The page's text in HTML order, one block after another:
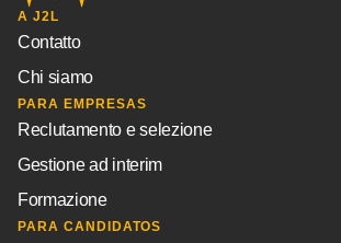
A J2L
Contatto
Chi siamo
PARA EMPRESAS
Reclutamento e selezione
Gestione ad interim
Formazione
PARA CANDIDATOS